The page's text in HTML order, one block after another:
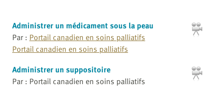
Administrer un médicament sous la peau
Par : Portail canadien en soins palliatifs
Portail canadien en soins palliatifs
Administrer un suppositoire
Par : Portail canadien en soins palliatifs